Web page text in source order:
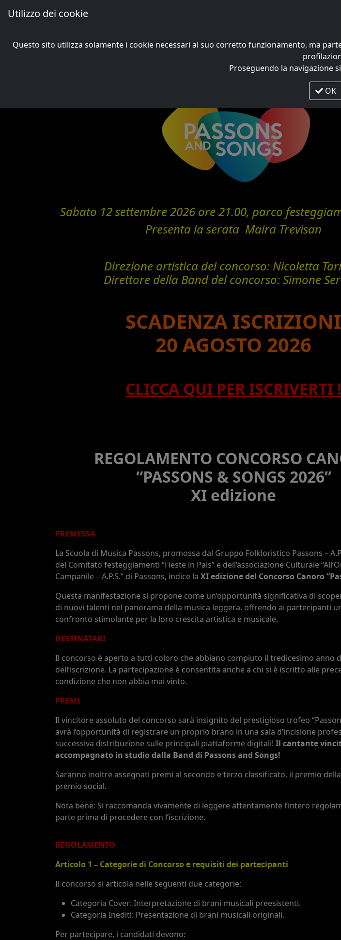
Passons and Songs
Utilizzo dei cookie
Questo sito utilizza solamente i cookie necessari al suo corretto funzionamento, ma
Proseguendo la navigazione
OK
Undicesima edizione – 2026
Sabato 12 settembre 2026 ore 21.00, parco
Presenta la serata Maira Trevisan
Direzione artistica del concorso: Nicoletta
Direttore della Band del concorso: Simone
SCADENZA ISCRIZIONI
20 AGOSTO 2026
CLICCA QUI PER ISCRIVERTI !
REGOLAMENTO CONCORSO
“PASSONS & SONGS 2026”
XI edizione
PREMESSA
La Scuola di Musica Passons, promossa dal Gruppo Folkloristico Passons –
del Comitato festeggiamenti “Fieste in Pais” e dell’associazione Culturale
Campanile – A.P.S.“ di Passons, indice la XI edizione del Concorso Canoro
Questa manifestazione si propone come un’opportunità significativa di
di nuovi talenti nel panorama della musica leggera, offrendo ai partecipanti
confronto stimolante per la loro crescita artistica e musicale.
DESTINATARI
Il concorso è aperto a tutti coloro che abbiano compiuto il tredicesimo anno
dell’iscrizione. La partecipazione è consentita anche a chi si è iscritto alle
condizione che non abbia mai vinto.
PREMI
Il vincitore assoluto del concorso sarà insignito del prestigioso trofeo
avrà l’opportunità di registrare un proprio brano in una sala d’incisione
successiva distribuzione sulle principali piattaforme digitali! Il cantante
accompagnato in studio dalla Band di Passons and Songs!
Saranno inoltre assegnati premi al secondo e terzo classificato, il premio
premio social.
Nota bene: Si raccomanda vivamente di leggere attentamente l’intero
parte prima di procedere con l’iscrizione.
REGOLAMENTO
Articolo 1 – Categorie di Concorso e requisiti dei partecipanti
Il concorso si articola nelle seguenti due categorie:
Categoria Cover: Interpretazione di brani musicali preesistenti.
Categoria Inediti: Presentazione di brani musicali originali.
Per partecipare, i candidati devono: